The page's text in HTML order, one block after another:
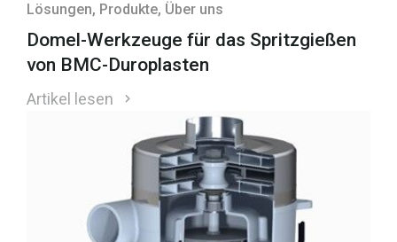
Lösungen, Produkte, Über uns
Domel-Werkzeuge für das Spritzgießen
von BMC-Duroplasten
Artikel lesen